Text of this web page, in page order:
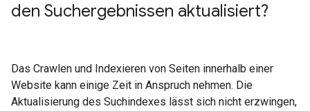
den Suchergebnissen aktualisiert?
Das Crawlen und Indexieren von Seiten innerhalb einer
Website kann einige Zeit in Anspruch nehmen. Die
Aktualisierung des Suchindexes lässt sich nicht erzwingen,